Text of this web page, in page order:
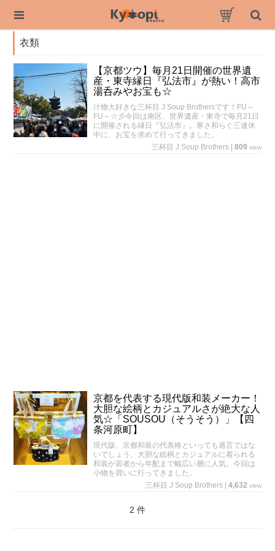
衣類
【京都ツウ】毎月21日開催の世界遺
産・東寺縁日『弘法市』が熱い！高市
湯呑みやお宝も☆
汁物大好きな三杯目 J Soup Brothersです！FU～
FU～☆彡今回は南区、世界遺産・東寺で毎月21日
に開催される縁日『弘法市』。寒さ和らぐ三連休
中に、お宝を求めて行ってきました。
三杯目 J Soup Brothers
809 view
京都を代表する現代版和装メーカー！
大胆な絵柄とカジュアルさが絶大な人
気☆「SOUSOU（そうそう）」【四
条河原町】
現代版、京都和装の代表格といっても過言ではな
いでしょう。大胆な絵柄とカジュアルに着られる
和装が若者から年配まで幅広い層に人気。今回は
小物を買いに行ってきました。
三杯目 J Soup Brothers
4,632 view
2 件